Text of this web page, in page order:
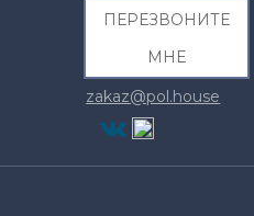
ПЕРЕЗВОНИТЕ
МНЕ
zakaz@pol.house